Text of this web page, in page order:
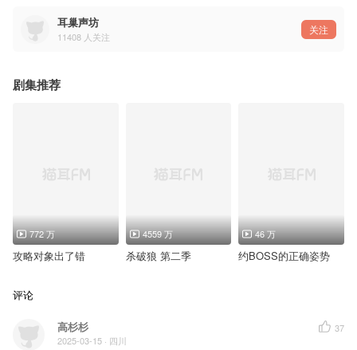
耳巢声坊
11408 人关注
关注
剧集推荐
772 万
攻略对象出了错
4559 万
杀破狼 第二季
46 万
约BOSS的正确姿势
评论
高杉杉
2025-03-15 · 四川
37